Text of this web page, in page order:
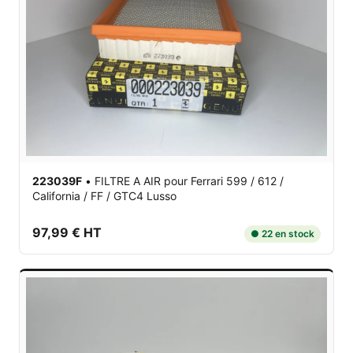
223039F • FILTRE A AIR pour Ferrari 599 / 612 /
California / FF / GTC4 Lusso
97,99 € HT ● 22 en stock